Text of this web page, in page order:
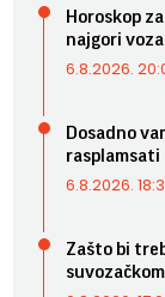
Horoskop
najgori
6.8.2026.
Dosadno
6.8.2026.
Zašto bi